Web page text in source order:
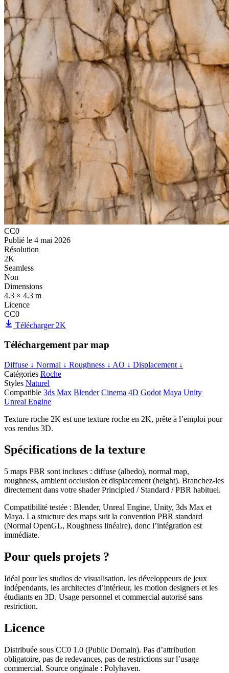
CC0
Publié le 4 mai 2026
Résolution
2K
Seamless
Non
Dimensions
4.3 × 4.3 m
Licence
CC0
Télécharger 2K
Téléchargement par map
Diffuse ↓ Normal ↓ Roughness ↓ AO ↓ Displacement ↓
Catégories Roche
Styles Naturel
Compatible 3ds Max Blender Cinema 4D Godot Maya Unity
Unreal Engine
Texture roche 2K est une texture roche en 2K, prête à l’emploi pour
vos rendus 3D.
Spécifications de la texture
5 maps PBR sont incluses : diffuse (albedo), normal map,
roughness, ambient occlusion et displacement (height). Branchez-les
directement dans votre shader Principled / Standard / PBR habituel.
Compatibilité testée : Blender, Unreal Engine, Unity, 3ds Max et
Maya. La structure des maps suit la convention PBR standard
(Normal OpenGL, Roughness linéaire), donc l’intégration est
immédiate.
Pour quels projets ?
Idéal pour les studios de visualisation, les développeurs de jeux
indépendants, les architectes d’intérieur, les motion designers et les
étudiants en 3D. Usage personnel et commercial autorisé sans
restriction.
Licence
Distribuée sous CC0 1.0 (Public Domain). Pas d’attribution
obligatoire, pas de redevances, pas de restrictions sur l’usage
commercial. Source originale : Polyhaven.